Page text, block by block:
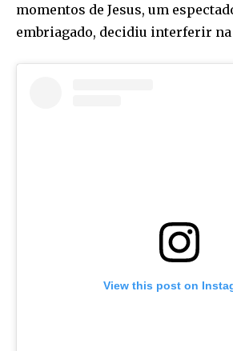
momentos de Jesus, um
embriagado, decidiu interferir
View this post on